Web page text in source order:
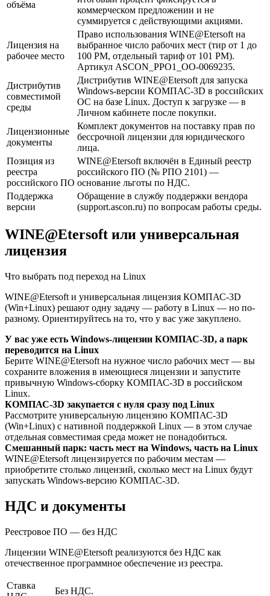
объёма
коммерческом предложении и не
суммируется с действующими акциями.
Лицензия на
рабочее место
Право использования WINE@Etersoft на
выбранное число рабочих мест (тир от 1 до
100 РМ, отдельный тариф от 101 РМ).
Артикул ASCON_PPO1_ОО-0069235.
Дистрибутив
совместимой
среды
Дистрибутив WINE@Etersoft для запуска
Windows-версии КОМПАС-3D в российских
ОС на базе Linux. Доступ к загрузке — в
Личном кабинете после покупки.
Лицензионные
документы
Комплект документов на поставку прав по
бессрочной лицензии для юридического
лица.
Позиция из
реестра
российского ПО
WINE@Etersoft включён в Единый реестр
российского ПО (№ РПО 2101) —
основание льготы по НДС.
Поддержка
версии
Обращение в службу поддержки вендора
(support.ascon.ru) по вопросам работы среды.
WINE@Etersoft или универсальная
лицензия
Что выбрать под переход на Linux
WINE@Etersoft и универсальная лицензия КОМПАС-3D
(Win+Linux) решают одну задачу — работу в Linux — но по-
разному. Ориентируйтесь на то, что у вас уже закуплено.
У вас уже есть Windows-лицензии КОМПАС-3D, а парк
переводится на Linux
Берите WINE@Etersoft на нужное число рабочих мест — вы
сохраните вложения в имеющиеся лицензии и запустите
привычную Windows-сборку КОМПАС-3D в российском
Linux.
КОМПАС-3D закупается с нуля сразу под Linux
Рассмотрите универсальную лицензию КОМПАС-3D
(Win+Linux) с нативной поддержкой Linux — в этом случае
отдельная совместимая среда может не понадобиться.
Смешанный парк: часть мест на Windows, часть на Linux
WINE@Etersoft лицензируется по рабочим местам —
приобретите столько лицензий, сколько мест на Linux будут
запускать Windows-версию КОМПАС-3D.
НДС и документы
Реестровое ПО — без НДС
Лицензии WINE@Etersoft реализуются без НДС как
отечественное программное обеспечение из реестра.
Ставка
Без НДС.